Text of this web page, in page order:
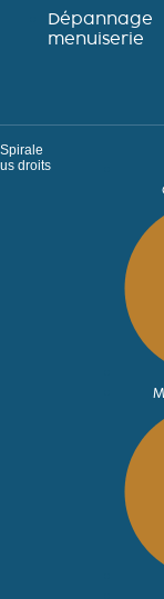
Dépannage
menuiserie
Spirale
droits